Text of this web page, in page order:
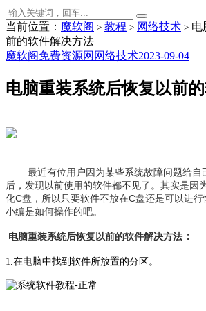
当前位置： 魔软阁 > 教程 > 网络技术 > 电
前的软件解决方法
魔软阁免费资源网 网络技术2023-09-04
电脑重装系统后恢复以前
最近有位用户因为某些系统故障问题给自
后，发现以前使用的软件都不见了。其实是因
化C盘，所以只要软件不放在C盘还是可以进
小编是如何操作的吧。
电脑重装系统后恢复以前的软件解决方法 ：
1.在电脑中找到软件所放置的分区。